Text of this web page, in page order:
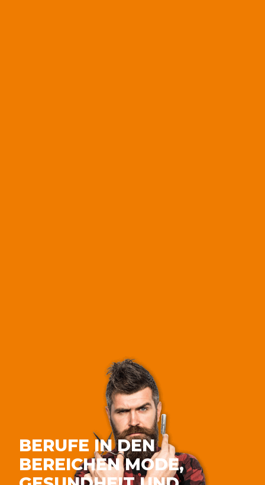
BERUFE IN DEN
BEREICHEN MODE,